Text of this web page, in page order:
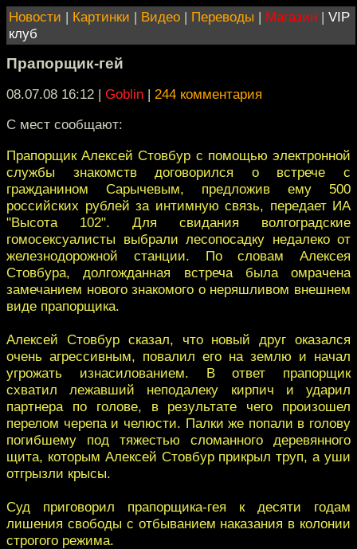
Новости | Картинки | Видео | Переводы | Магазин | VIP
клуб
Прапорщик-гей
08.07.08 16:12 | Goblin | 244 комментария
С мест сообщают:
Прапорщик Алексей Стовбур с помощью электронной
службы знакомств договорился о встрече с
гражданином Сарычевым, предложив ему 500
российских рублей за интимную связь, передает ИА
"Высота 102". Для свидания волгоградские
гомосексуалисты выбрали лесопосадку недалеко от
железнодорожной станции. По словам Алексея
Стовбура, долгожданная встреча была омрачена
замечанием нового знакомого о неряшливом внешнем
виде прапорщика.
Алексей Стовбур сказал, что новый друг оказался
очень агрессивным, повалил его на землю и начал
угрожать изнасилованием. В ответ прапорщик
схватил лежавший неподалеку кирпич и ударил
партнера по голове, в результате чего произошел
перелом черепа и челюсти. Палки же попали в голову
погибшему под тяжестью сломанного деревянного
щита, которым Алексей Стовбур прикрыл труп, а уши
отгрызли крысы.
Суд приговорил прапорщика-гея к десяти годам
лишения свободы с отбыванием наказания в колонии
строгого режима.